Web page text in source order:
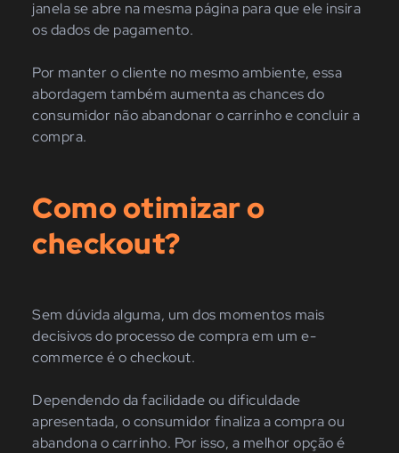
janela se abre na mesma página para que ele insira
os dados de pagamento.
Por manter o cliente no mesmo ambiente, essa
abordagem também aumenta as chances do
consumidor não abandonar o carrinho e concluir a
compra.
Como otimizar o
checkout?
Sem dúvida alguma, um dos momentos mais
decisivos do processo de compra em um e-
commerce é o checkout.
Dependendo da facilidade ou dificuldade
apresentada, o consumidor finaliza a compra ou
abandona o carrinho. Por isso, a melhor opção é